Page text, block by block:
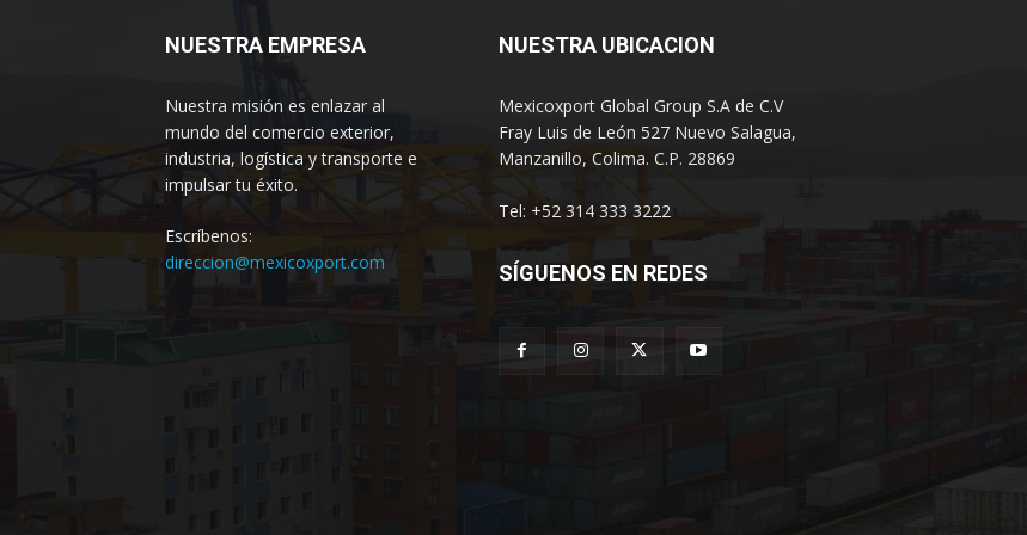
NUESTRA EMPRESA
Nuestra misión es enlazar al
mundo del comercio exterior,
industria, logística y transporte e
impulsar tu éxito.
Escríbenos:
direccion@mexicoxport.com
NUESTRA UBICACION
Mexicoxport Global Group S.A de C.V
Fray Luis de León 527 Nuevo Salagua,
Manzanillo, Colima. C.P. 28869
Tel: +52 314 333 3222
SÍGUENOS EN REDES